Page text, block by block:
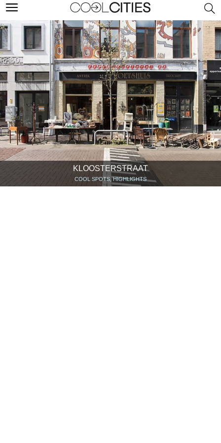
KLOOSTERSTRAAT
COOL SPOTS, HIGHLIGHTS